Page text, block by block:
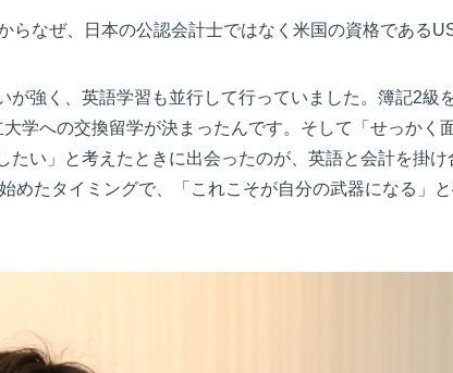
らなぜ、日本の公認会計士ではなく米国の資格である
が強く、英語学習も並行して行っていました。簿記2級
学への交換留学が決まったんです。そして「せっかく
たい」と考えたときに出会ったのが、英語と会計を掛
めたタイミングで、「これこそが自分の武器になる」